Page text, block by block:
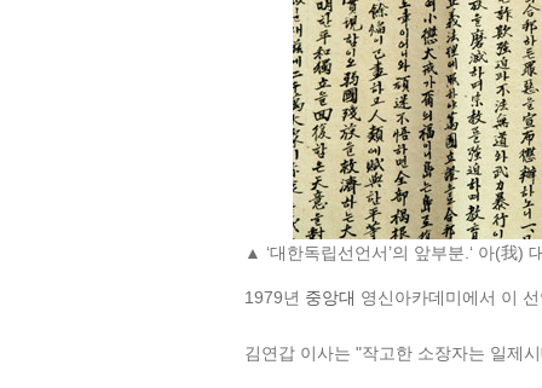
▲ ‘대한독립선언서’의 앞부분.‘ 아(
1979년 중앙대 영신아카데미에서 이
김연갑 이사는 "작고한 소장자는 일제